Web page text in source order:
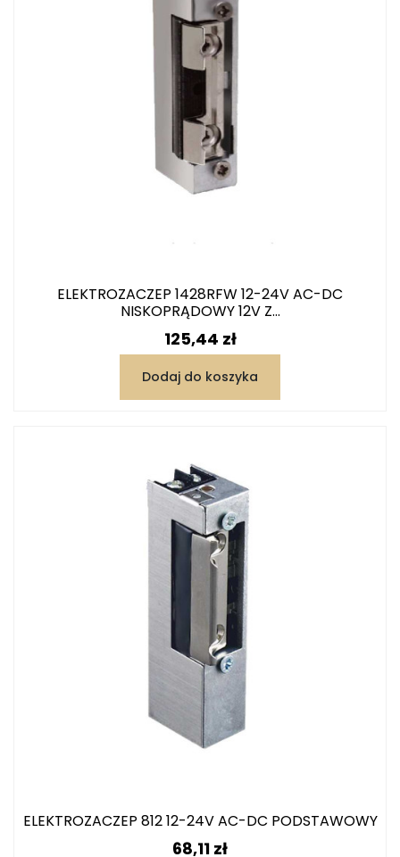
ELEKTROZACZEP 1428RFW 12-24V AC-DC
NISKOPRĄDOWY 12V Z...
Cena
125,44 zł
Dodaj do koszyka
ELEKTROZACZEP 812 12-24V AC-DC PODSTAWOWY
Cena
68,11 zł